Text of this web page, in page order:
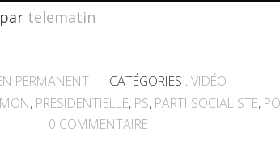
par telematin
PERMANENT CATÉGORIES : VIDÉO
, PRESIDENTIELLE, PS, PARTI SOCIALISTE,
0 COMMENTAIRE